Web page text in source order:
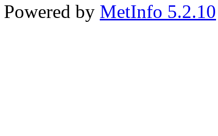
Powered by MetInfo 5.2.10